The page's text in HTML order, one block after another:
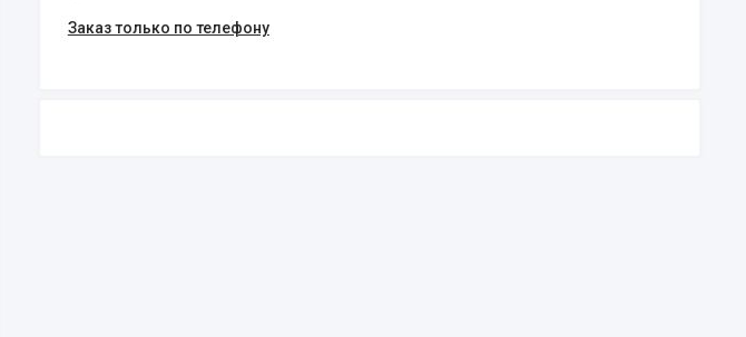
Заказ только по телефону